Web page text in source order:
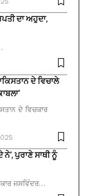
ਦਾ ਅਹੁਦਾ,
ਦੇ ਵਿਚਾਲੇ
ਦੇ ਵਿਚਕਾਰ
ਪੁਰਾਣੇ ਸਾਥੀ ਨੂੰ
ਜਸਵਿੰਦਰ…